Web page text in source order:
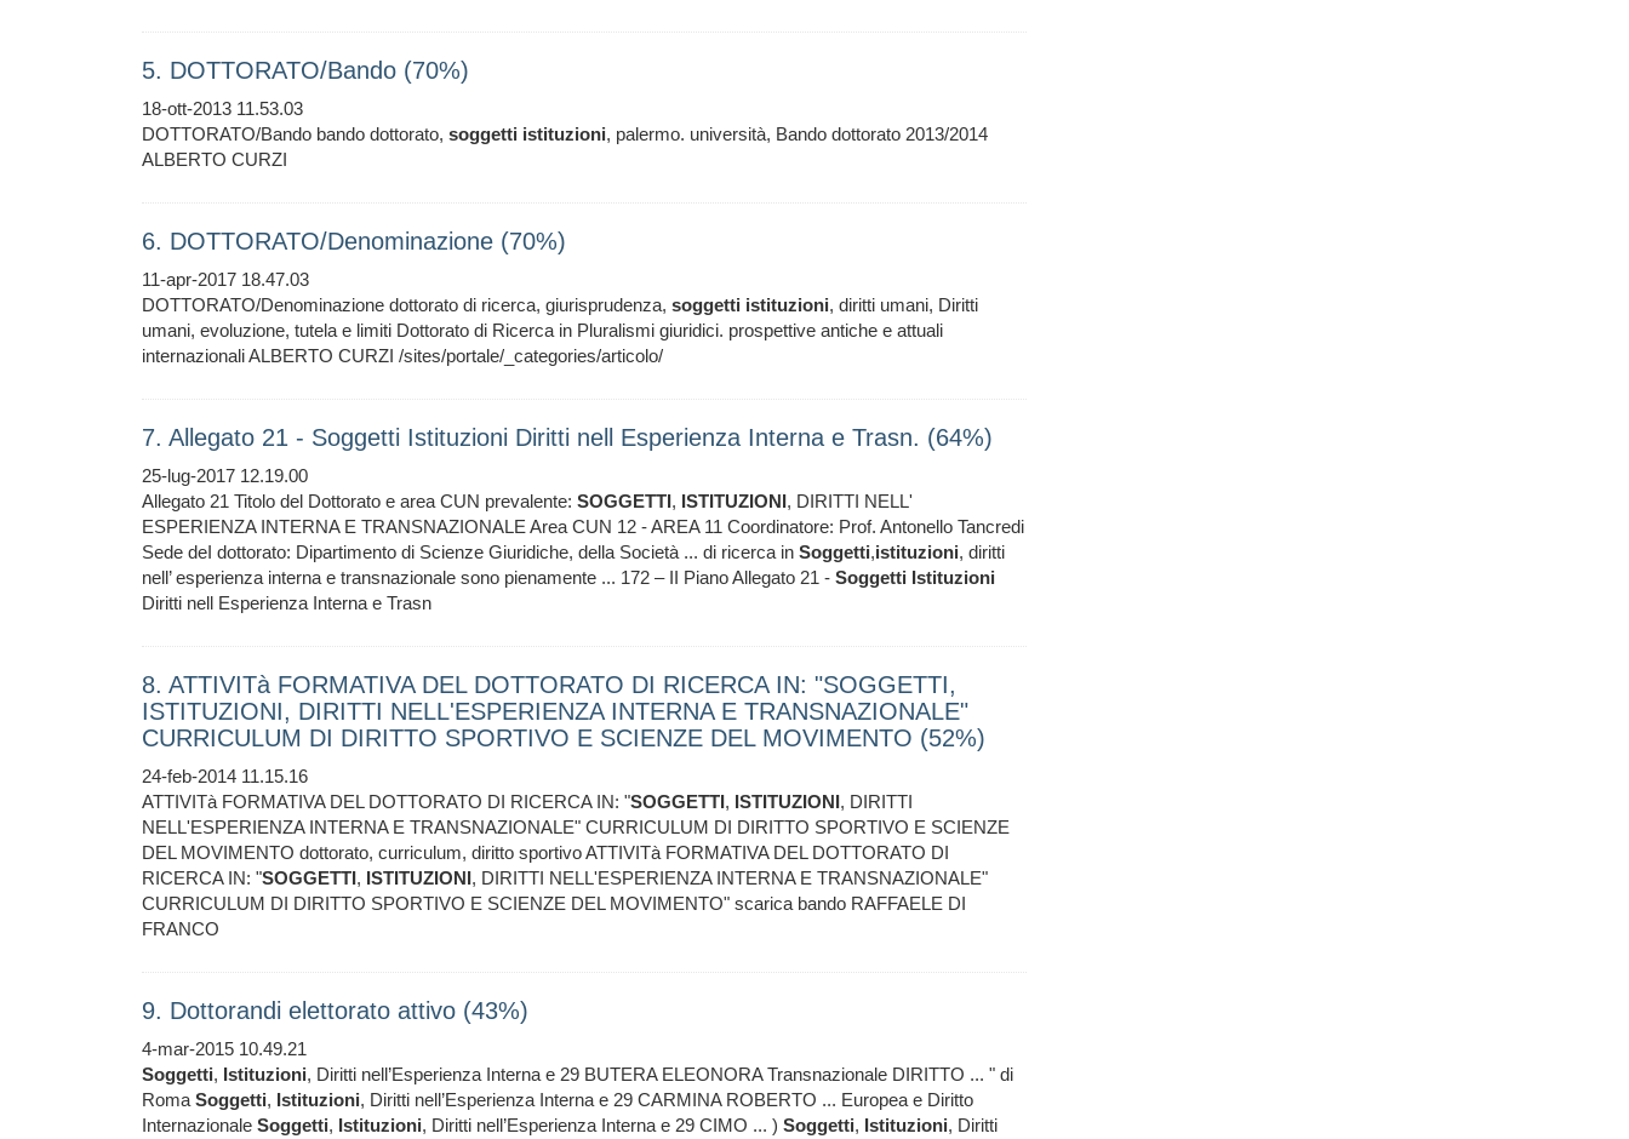
5. DOTTORATO/Bando (70%)
18-ott-2013 11.53.03
DOTTORATO/Bando bando dottorato, soggetti istituzioni, palermo. università, Bando dottorato 2013/2014
ALBERTO CURZI
6. DOTTORATO/Denominazione (70%)
11-apr-2017 18.47.03
DOTTORATO/Denominazione dottorato di ricerca, giurisprudenza, soggetti istituzioni, diritti umani, Diritti
umani, evoluzione, tutela e limiti Dottorato di Ricerca in Pluralismi giuridici. prospettive antiche e attuali
internazionali ALBERTO CURZI /sites/portale/_categories/articolo/
7. Allegato 21 - Soggetti Istituzioni Diritti nell Esperienza Interna e Trasn. (64%)
25-lug-2017 12.19.00
Allegato 21 Titolo del Dottorato e area CUN prevalente: SOGGETTI, ISTITUZIONI, DIRITTI NELL'
ESPERIENZA INTERNA E TRANSNAZIONALE Area CUN 12 - AREA 11 Coordinatore: Prof. Antonello Tancredi
Sede deI dottorato: Dipartimento di Scienze Giuridiche, della Società ... di ricerca in Soggetti,istituzioni, diritti
nell’ esperienza interna e transnazionale sono pienamente ... 172 – II Piano Allegato 21 - Soggetti Istituzioni
Diritti nell Esperienza Interna e Trasn
8. ATTIVITà FORMATIVA DEL DOTTORATO DI RICERCA IN: "SOGGETTI,
ISTITUZIONI, DIRITTI NELL'ESPERIENZA INTERNA E TRANSNAZIONALE"
CURRICULUM DI DIRITTO SPORTIVO E SCIENZE DEL MOVIMENTO (52%)
24-feb-2014 11.15.16
ATTIVITà FORMATIVA DEL DOTTORATO DI RICERCA IN: "SOGGETTI, ISTITUZIONI, DIRITTI
NELL'ESPERIENZA INTERNA E TRANSNAZIONALE" CURRICULUM DI DIRITTO SPORTIVO E SCIENZE
DEL MOVIMENTO dottorato, curriculum, diritto sportivo ATTIVITà FORMATIVA DEL DOTTORATO DI
RICERCA IN: "SOGGETTI, ISTITUZIONI, DIRITTI NELL'ESPERIENZA INTERNA E TRANSNAZIONALE"
CURRICULUM DI DIRITTO SPORTIVO E SCIENZE DEL MOVIMENTO" scarica bando RAFFAELE DI
FRANCO
9. Dottorandi elettorato attivo (43%)
4-mar-2015 10.49.21
Soggetti, Istituzioni, Diritti nell’Esperienza Interna e 29 BUTERA ELEONORA Transnazionale DIRITTO ... " di
Roma Soggetti, Istituzioni, Diritti nell’Esperienza Interna e 29 CARMINA ROBERTO ... Europea e Diritto
Internazionale Soggetti, Istituzioni, Diritti nell’Esperienza Interna e 29 CIMO ... ) Soggetti, Istituzioni, Diritti